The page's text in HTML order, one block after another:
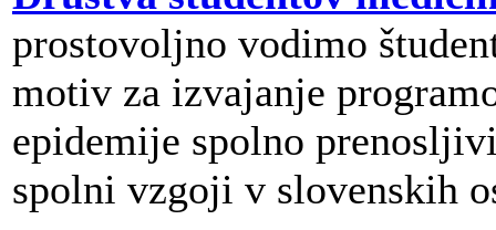
prostovoljno vodimo
motiv za izvajanje
epidemije spolno
spolni vzgoji v slovenskih